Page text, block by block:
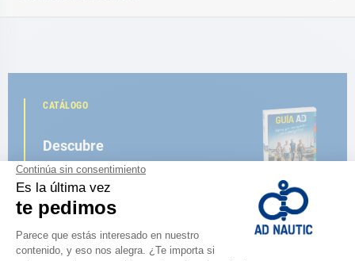
CATÁLOGO
Descubre
la nueva guía AD 2026
NAVEGAR POR EL CATÁLOGO